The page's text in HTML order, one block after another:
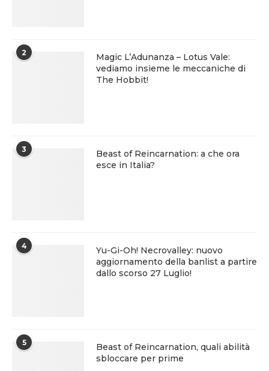
2
Magic L’Adunanza – Lotus Vale:
vediamo insieme le meccaniche di
The Hobbit!
3
Beast of Reincarnation: a che ora
esce in Italia?
4
Yu-Gi-Oh! Necrovalley: nuovo
aggiornamento della banlist a partire
dallo scorso 27 Luglio!
5
Beast of Reincarnation, quali abilità
sbloccare per prime